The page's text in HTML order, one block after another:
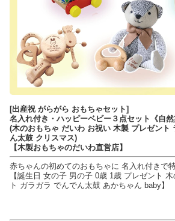
[出産祝 がらがら おもちゃセット]
名入れ付き・ハッピーベビー３点セット《自然
(木のおもちゃ だいわ お祝い 木製 プレゼント
ん太鼓 クリスマス)
【木製おもちゃのだいわ直営店】
赤ちゃんの初めてのおもちゃに 名入れ付きで
【誕生日 女の子 男の子 0歳 1歳 プレゼント
ト ガラガラ でんでん太鼓 あかちゃん baby】